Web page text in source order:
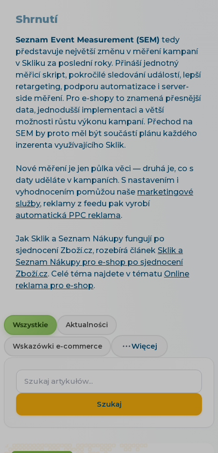
Shrnutí
Seznam Event Measurement (SEM) tedy
představuje největší změnu v měření kampaní
v Skliku za poslední roky. Přináší jednotný
měřicí skript, pokročilé sledování událostí, lepší
retargeting, podporu automatizace i server-
side měření. Pro e-shopy to znamená přesnější
data, jednodušší implementaci a větší
možnosti růstu výkonu kampaní. Přechod na
SEM by proto měl být součástí plánu každého
inzerenta využívajícího Sklik.
Nové měření je jen půlka věci — druhá je, co s
daty uděláte v kampaních. S nastavením i
vyhodnocením pomůžou naše marketingové
služby, reklamy z feedu pak vyrobí
automatická PPC reklama.
Jak Sklik a Seznam Nákupy fungují po
sjednocení Zboží.cz, rozebírá článek Sklik a
Seznam Nákupy pro e-shop po sjednocení
Zboží.cz. Celé téma najdete v tématu Online
reklama pro e-shop.
Wszystkie Aktualności
Wskazówki e-commerce Więcej
Szukaj
artykułów...
Szukaj